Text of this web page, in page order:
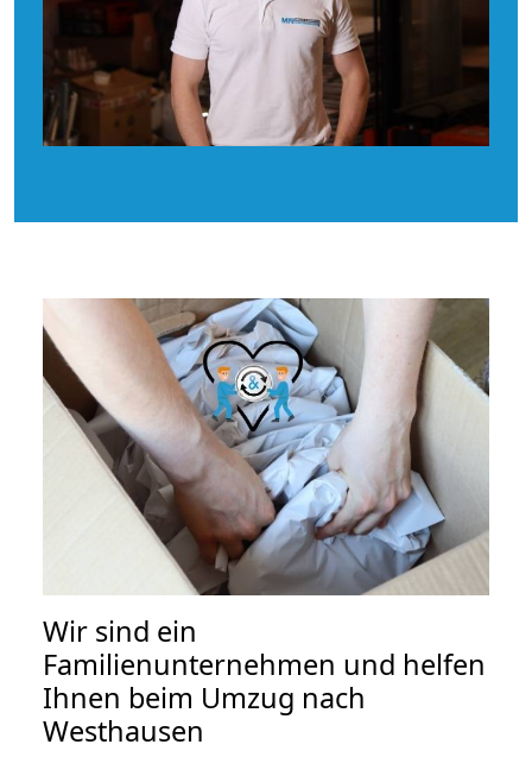
Wir sind ein
Familienunternehmen und helfen
Ihnen beim Umzug nach
Westhausen